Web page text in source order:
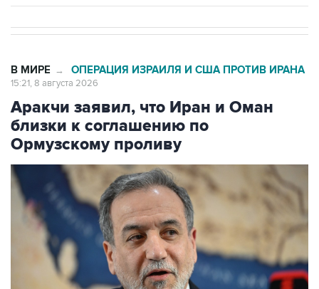
В МИРЕ → ОПЕРАЦИЯ ИЗРАИЛЯ И США ПРОТИВ ИРАНА
15:21, 8 августа 2026
Аракчи заявил, что Иран и Оман
близки к соглашению по
Ормузскому проливу